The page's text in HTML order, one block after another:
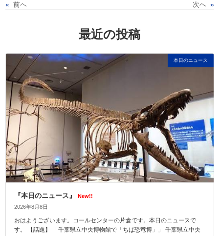
« 前へ 次へ »
最近の投稿
本日のニュース
『本日のニュース』
New!!
2026年8月8日
おはようございます。コールセンターの片倉です。本日のニュースで
す。 【話題】 「千葉県立中央博物館で「ちば恐竜博」」 千葉県立中央